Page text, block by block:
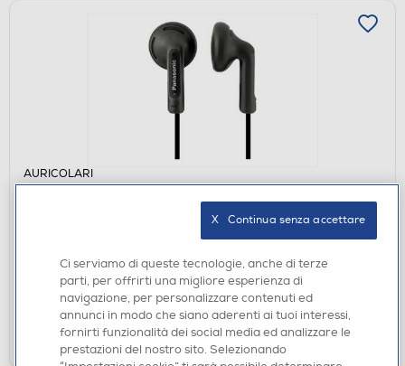
AURICOLARI
DISPONIBILE SOLO IN NEGOZIO
Acquisto online: non disponibile
Ritiro in negozio in 30' gratuito:verifica
CERCA NEGOZIO
Ci serviamo di queste tecnologie, anche di terze
parti, per offrirti una migliore esperienza di
navigazione, per personalizzare contenuti ed
annunci in modo che siano aderenti ai tuoi interessi,
fornirti funzionalità dei social media ed analizzare le
prestazioni del nostro sito. Selezionando
X   Continua senza accettare